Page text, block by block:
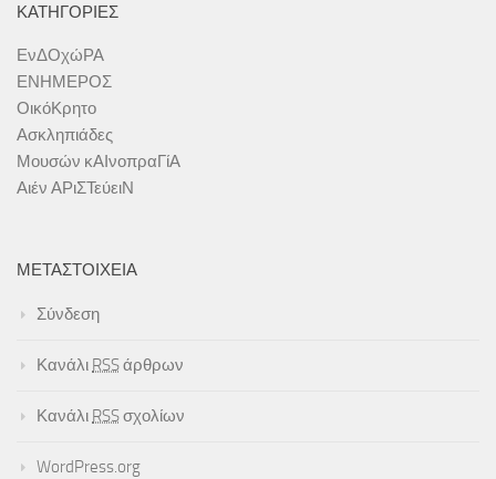
ΚΑΤΗΓΟΡΊΕΣ
ΕνΔΟχώΡΑ
ΕΝΗΜΕΡΟΣ
ΟικόΚρητο
Ασκληπιάδες
Μουσών κΑΙνοπραΓίΑ
Αιέν ΑΡιΣΤεύειΝ
ΜΕΤΑΣΤΟΙΧΕΊΑ
Σύνδεση
Κανάλι RSSάρθρων
Κανάλι RSSσχολίων
WordPress.org